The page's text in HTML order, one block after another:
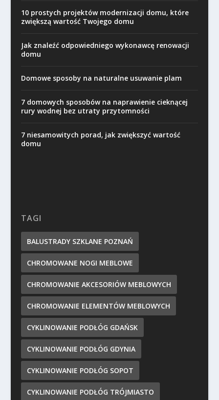
10 prostych projektów modernizacji domu, które
zwiększą wartość Twojego domu
Jak znaleźć odpowiedniego wykonawcę renowacji
domu
Domowe sposoby na naturalne usuwanie plam
7 domowych sposobów na naprawienie cieknącej
rury wodnej bez utraty przytomności
7 niesamowitych porad, jak zwiększyć wartość
domu
TAGI
BALUSTRADY SZKLANE POZNAŃ
CHROMOWANE NOGI MEBLOWE
CHROMOWANIE AKCESORIÓW MEBLOWYCH
CHROMOWANIE ELEMENTÓW MEBLOWYCH
CYKLINOWANIE PODŁÓG GDAŃSK
CYKLINOWANIE PODŁÓG GDYNIA
CYKLINOWANIE PODŁÓG SOPOT
CYKLINOWANIE PODŁÓG TRÓJMIASTO